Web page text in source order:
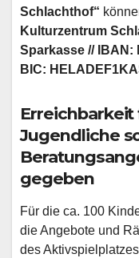
Schlachthof“
Kulturzentrum
Sparkasse // IBAN:
BIC:
Jugendliche
gegeben
Für die ca. 100
die Angebote und
des